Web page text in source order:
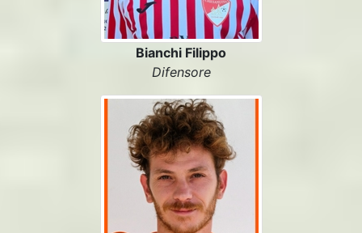
Bianchi Filippo
Difensore